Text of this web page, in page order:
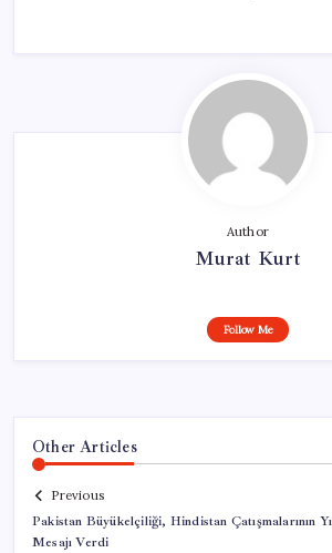
Author
Murat Kurt
Follow Me
Other Articles
Previous
Pakistan Büyükelçiliği, Hindistan Çatışmalarının
Mesajı Verdi